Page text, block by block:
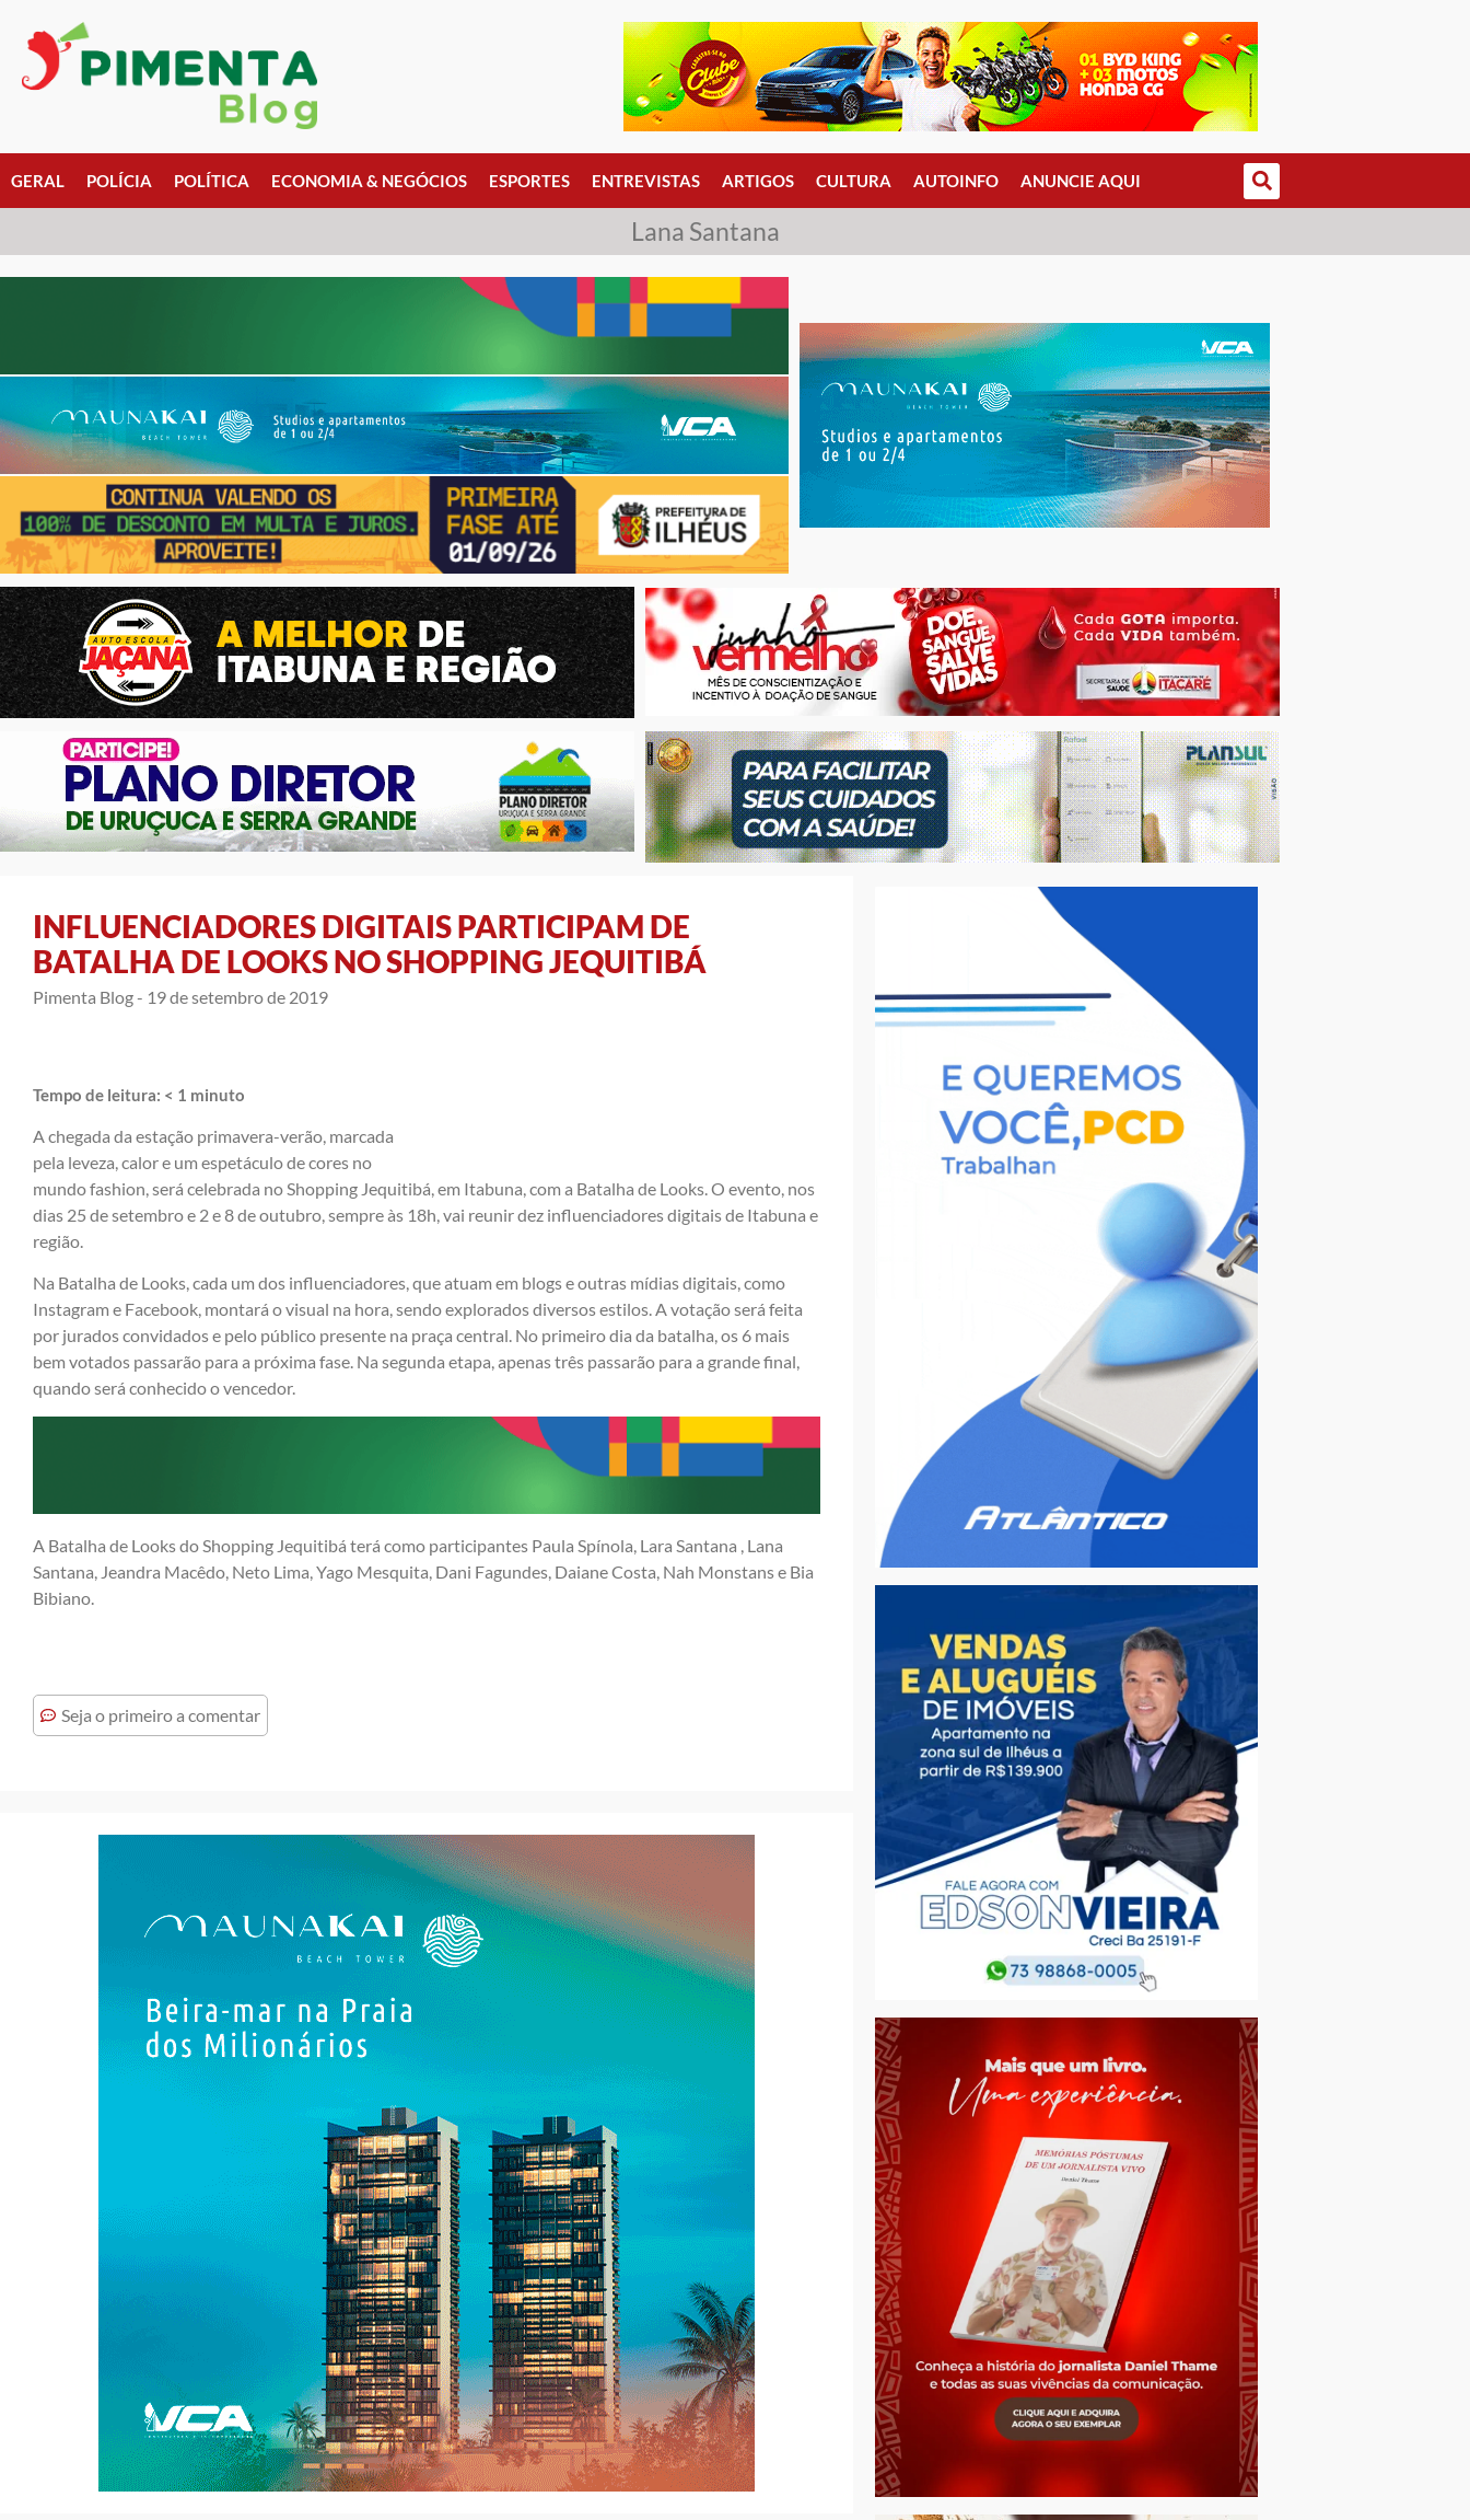
GERAL POLÍCIA POLÍTICA ECONOMIA & NEGÓCIOS ESPORTES ENTREVISTAS ARTIGOS CULTURA AUTOINFO ANUNCIE AQUI
Lana Santana
INFLUENCIADORES DIGITAIS PARTICIPAM DE
BATALHA DE LOOKS NO SHOPPING JEQUITIBÁ
Pimenta Blog - 19 de setembro de 2019
Tempo de leitura: < 1 minuto
A chegada da estação primavera-verão, marcada
pela leveza, calor e um espetáculo de cores no
mundo fashion, será celebrada no Shopping Jequitibá, em Itabuna, com a Batalha de Looks. O evento, nos
dias 25 de setembro e 2 e 8 de outubro, sempre às 18h, vai reunir dez influenciadores digitais de Itabuna e
região.
Na Batalha de Looks, cada um dos influenciadores, que atuam em blogs e outras mídias digitais, como
Instagram e Facebook, montará o visual na hora, sendo explorados diversos estilos. A votação será feita
por jurados convidados e pelo público presente na praça central. No primeiro dia da batalha, os 6 mais
bem votados passarão para a próxima fase. Na segunda etapa, apenas três passarão para a grande final,
quando será conhecido o vencedor.
A Batalha de Looks do Shopping Jequitibá terá como participantes Paula Spínola, Lara Santana , Lana
Santana, Jeandra Macêdo, Neto Lima, Yago Mesquita, Dani Fagundes, Daiane Costa, Nah Monstans e Bia
Bibiano.
Seja o primeiro a comentar